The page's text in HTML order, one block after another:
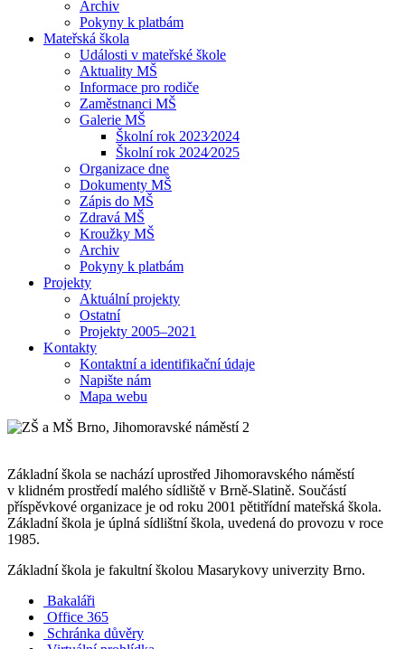
Archiv
Pokyny k platbám
Mateřská škola
Události v mateřské škole
Aktuality MŠ
Informace pro rodiče
Zaměstnanci MŠ
Galerie MŠ
Školní rok 2023⁄2024
Školní rok 2024⁄2025
Organizace dne
Dokumenty MŠ
Zápis do MŠ
Zdravá MŠ
Kroužky MŠ
Archiv
Pokyny k platbám
Projekty
Aktuální projekty
Ostatní
Projekty 2005–2021
Kontakty
Kontaktní a identifikační údaje
Napište nám
Mapa webu
Základní škola se nachází uprostřed Jihomoravského náměstí
v klidném prostředí malého sídliště v Brně-Slatině. Součástí
příspěvkové organizace je od roku 2001 pětitřídní mateřská škola.
Základní škola je úplná sídlištní škola, uvedená do provozu v roce
1985.
Základní škola je fakultní školou Masarykovy univerzity Brno.
Bakaláři
Office 365
Schránka důvěry